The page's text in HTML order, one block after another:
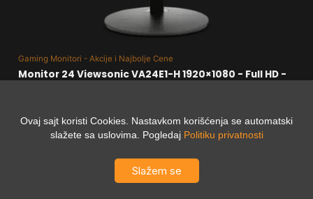
Gaming Monitori - Akcije i Najbolje Cene
Monitor 24 Viewsonic VA24E1-H 1920×1080 - Full HD -
Ovaj sajt koristi Cookies. Nastavkom korišćenja se automatski
slažete sa uslovima. Pogledaj Politiku privatnosti
Slažem se